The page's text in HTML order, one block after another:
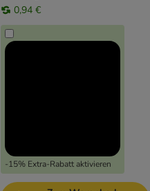
0,94 €
-15% Extra-Rabatt aktivieren